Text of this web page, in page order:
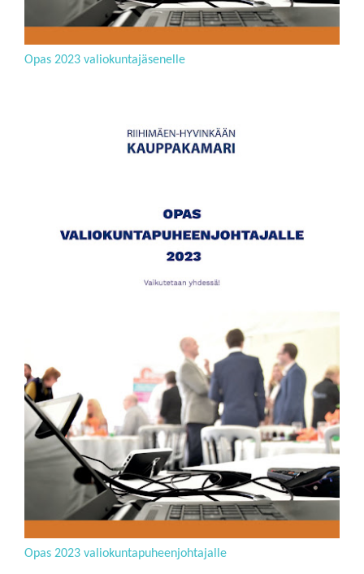
Opas 2023 valiokuntajäsenelle
Opas 2023 valiokuntapuheenjohtajalle